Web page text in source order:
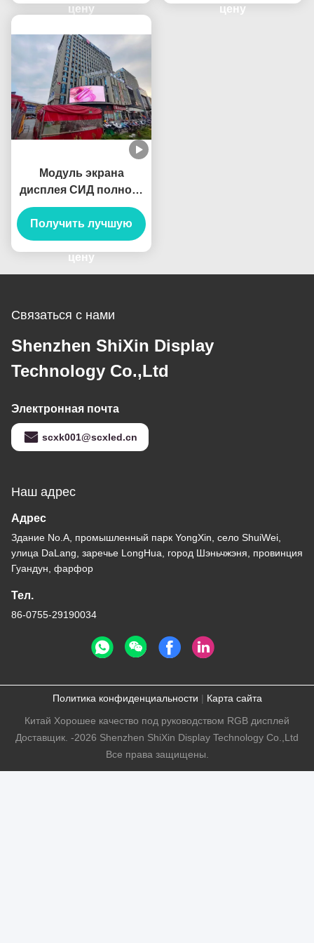
цену
производственным
цену
Модуль экрана
дисплея СИД полного
цвета IP65 IP67 P6
SMD2727 RGB 32x32 на
открытом воздухе
Получить лучшую
цену
Связаться с нами
Shenzhen ShiXin Display
Technology Co.,Ltd
Электронная почта
scxk001@scxled.cn
Наш адрес
Адрес
Здание No.A, промышленный парк YongXin, село ShuiWei,
улица DaLang, заречье LongHua, город Шэньчжэня, провинция
Гуандун, фарфор
Тел.
86-0755-29190034
Политика конфиденциальности | Карта сайта
Китай Хорошее качество под руководством RGB дисплей
Доставщик. -2026 Shenzhen ShiXin Display Technology Co.,Ltd
Все права защищены.